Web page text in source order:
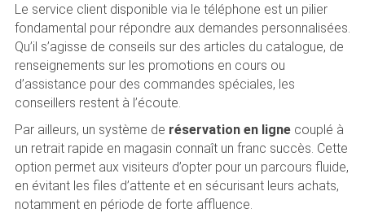
Le service client disponible via le téléphone est un pilier
fondamental pour répondre aux demandes personnalisées.
Qu’il s’agisse de conseils sur des articles du catalogue, de
renseignements sur les promotions en cours ou
d’assistance pour des commandes spéciales, les
conseillers restent à l’écoute.
Par ailleurs, un système de réservation en lignecouplé à
un retrait rapide en magasin connaît un franc succès. Cette
option permet aux visiteurs d’opter pour un parcours fluide,
en évitant les files d’attente et en sécurisant leurs achats,
notamment en période de forte affluence.